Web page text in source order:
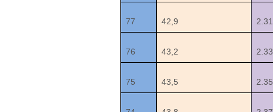
77 42,9 2.31
76 43,2 2.33
75 43,5 2.35